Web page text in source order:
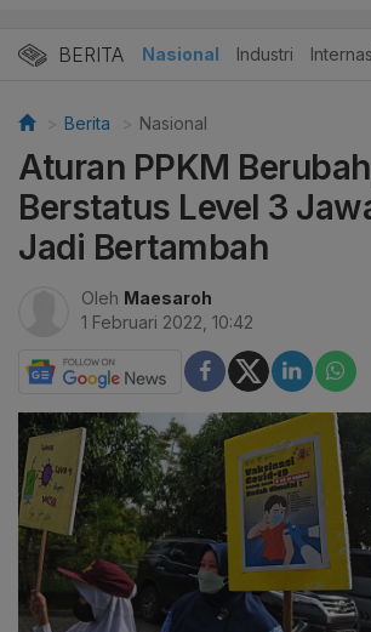
BERITA Nasional Industri
Berita Nasional
Aturan PPKM
Berstatus Level 3
Jadi Bertambah
Oleh Maesaroh
1 Februari 2022, 10:42